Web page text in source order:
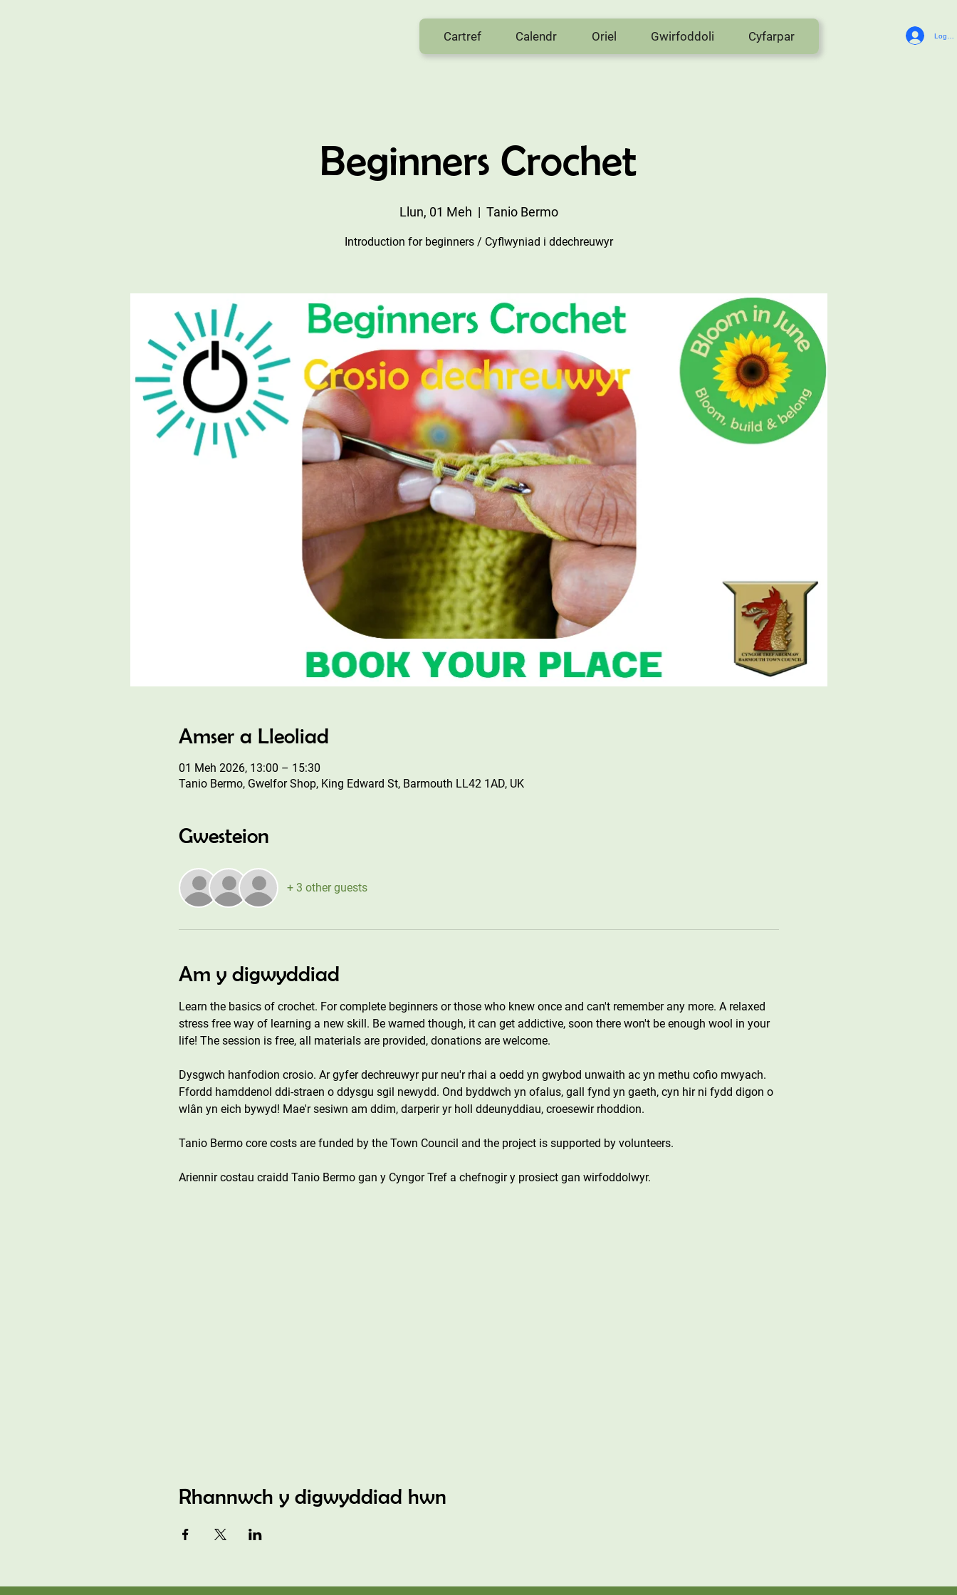
Cartref Calendr Oriel Gwirfoddoli Cyfarpar Log In
Beginners Crochet
Llun, 01 Meh
  |
Tanio Bermo
Introduction for beginners / Cyflwyniad i ddechreuwyr
Amser a Lleoliad
01 Meh 2026, 13:00 – 15:30
Tanio Bermo, Gwelfor Shop, King Edward St, Barmouth LL42 1AD, UK
Gwesteion
+ 3 other guests
Am y digwyddiad
Learn the basics of crochet. For complete beginners or those who knew once and can't remember any more. A relaxed
stress free way of learning a new skill. Be warned though, it can get addictive, soon there won't be enough wool in your
life! The session is free, all materials are provided, donations are welcome.
Dysgwch hanfodion crosio. Ar gyfer dechreuwyr pur neu'r rhai a oedd yn gwybod unwaith ac yn methu cofio mwyach.
Ffordd hamddenol ddi-straen o ddysgu sgil newydd. Ond byddwch yn ofalus, gall fynd yn gaeth, cyn hir ni fydd digon o
wlân yn eich bywyd! Mae'r sesiwn am ddim, darperir yr holl ddeunyddiau, croesewir rhoddion.
Tanio Bermo core costs are funded by the Town Council and the project is supported by volunteers.
Ariennir costau craidd Tanio Bermo gan y Cyngor Tref a chefnogir y prosiect gan wirfoddolwyr.
Rhannwch y digwyddiad hwn